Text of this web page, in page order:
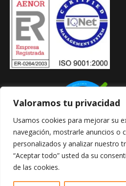
Valoramos tu privacidad
Usamos cookies para mejorar su
navegación, mostrarle anuncios o
personalizados y analizar nuestro
“Aceptar todo” usted da su
de las cookies.
new
window
new
windowwindow
Copyright © 2024 - Web